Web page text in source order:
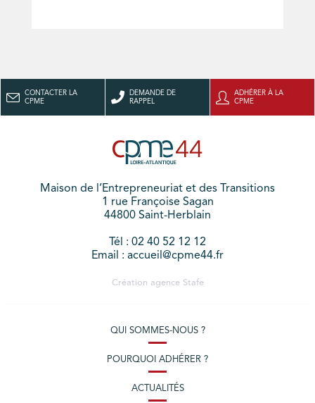
CONTACTER LA
CPME
DEMANDE DE
RAPPEL
ADHÉRER À LA
CPME
Maison de l’Entrepreneuriat et des Transitions
1 rue Françoise Sagan
44800 Saint-Herblain
Tél : 02 40 52 12 12
Email : accueil@cpme44.fr
Création agence Stafe
QUI SOMMES-NOUS ?
POURQUOI ADHÉRER ?
ACTUALITÉS